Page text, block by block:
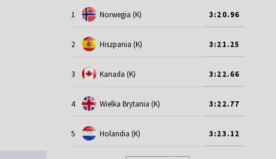
1 Norwegia (K) 3:20.96
2 Hiszpania (K) 3:21.25
3 Kanada (K) 3:22.66
4 Wielka Brytania (K) 3:22.77
5 Holandia (K) 3:23.12